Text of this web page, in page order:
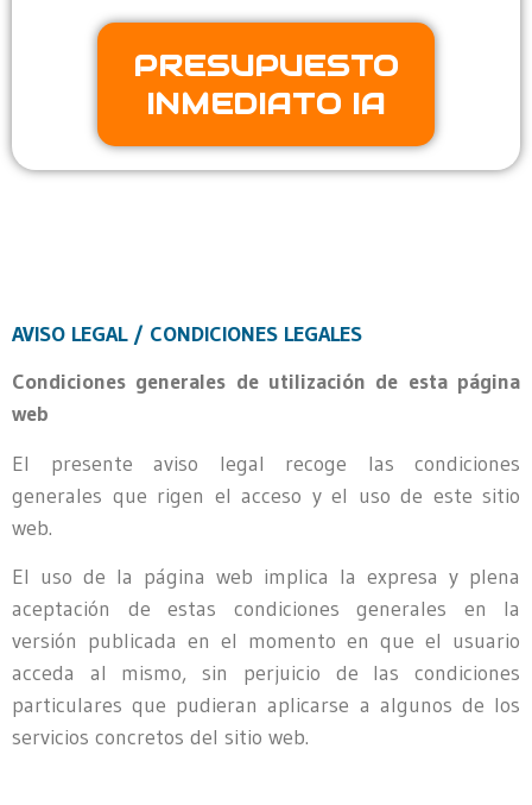
PRESUPUESTO
INMEDIATO IA
AVISO LEGAL / CONDICIONES LEGALES
Condiciones generales de utilización de esta página
web
El presente aviso legal recoge las condiciones
generales que rigen el acceso y el uso de este sitio
web.
El uso de la página web implica la expresa y plena
aceptación de estas condiciones generales en la
versión publicada en el momento en que el usuario
acceda al mismo, sin perjuicio de las condiciones
particulares que pudieran aplicarse a algunos de los
servicios concretos del sitio web.